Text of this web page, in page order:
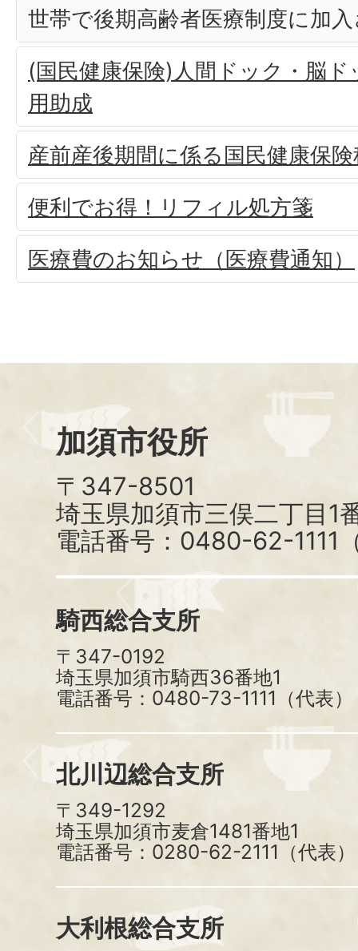
世帯で後期高齢者医療制度に加
(国民健康保険)人間ドック・脳
用助成
産前産後期間に係る国民健康保
便利でお得！リフィル処方箋
医療費のお知らせ（医療費通知）
加須市役所
〒347-8501
埼玉県加須市三俣二丁目1
電話番号：0480-62-1111
騎西総合支所
〒347-0192
埼玉県加須市騎西36番地1
電話番号：0480-73-1111（代表）
北川辺総合支所
〒349-1292
埼玉県加須市麦倉1481番地1
電話番号：0280-62-2111（代表）
大利根総合支所